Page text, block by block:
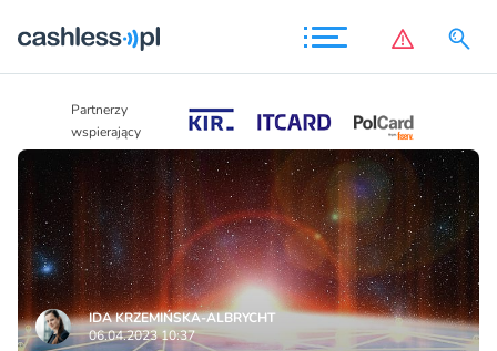
Partnerzy
wspierający
IDA KRZEMIŃSKA-ALBRYCHT
06.04.2023 10:37